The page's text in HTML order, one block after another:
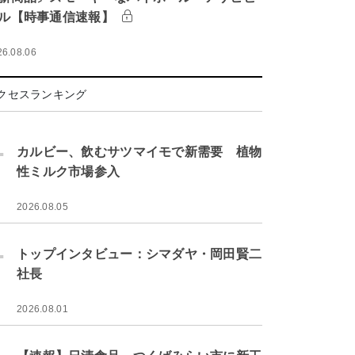
【時事通信速報】
セスランキング
カルビー、飲むサツマイモで新需要 植物
性ミルク市場参入
2026.08.05
トップインタビュー：シマダヤ・岡田賢二
社長
2026.08.01